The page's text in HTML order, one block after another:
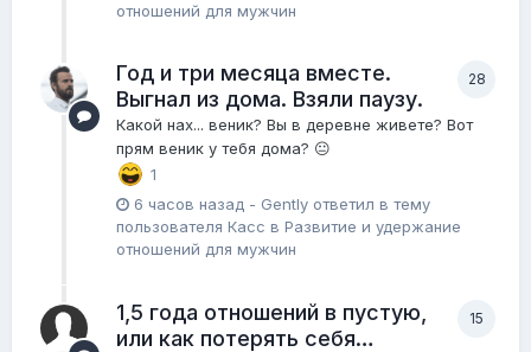
отношений для мужчин
28
Год и три месяца вместе.
Выгнал из дома. Взяли паузу.
Какой нах... веник? Вы в деревне живете? Вот
прям веник у тебя дома? 😐
1
6 часов назад - Gently ответил в тему
пользователя Касс в Pазвитие и удержание
отношений для мужчин
15
1,5 года отношений в пустую,
или как потерять себя…